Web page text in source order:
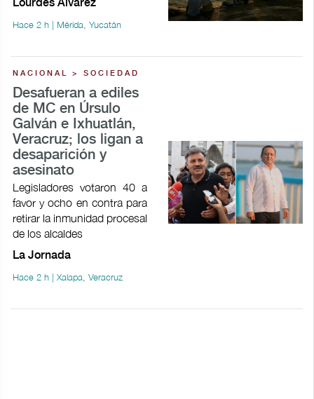
Lourdes Álvarez
Hace 2 h | Mérida, Yucatán
NACIONAL > SOCIEDAD
Desafueran a ediles
de MC en Úrsulo
Galván e Ixhuatlán,
Veracruz; los ligan a
desaparición y
asesinato
Legisladores votaron 40 a
favor y ocho en contra para
retirar la inmunidad procesal
de los alcaldes
La Jornada
Hace 2 h | Xalapa, Veracruz